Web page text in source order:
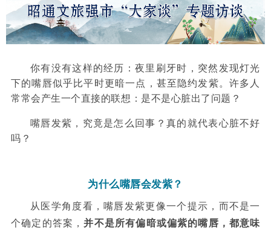
你有没有这样的经历：夜里刷牙时，突然发现灯光
下的嘴唇似乎比平时更暗一点，甚至隐约发紫。许多人
常常会产生一个直接的联想：是不是心脏出了问题？
嘴唇发紫，究竟是怎么回事？真的就代表心脏不好
吗？
为什么嘴唇会发紫？
从医学角度看，嘴唇发紫更像一个提示，而不是一
个确定的答案，并不是所有偏暗或偏紫的嘴唇，都意味